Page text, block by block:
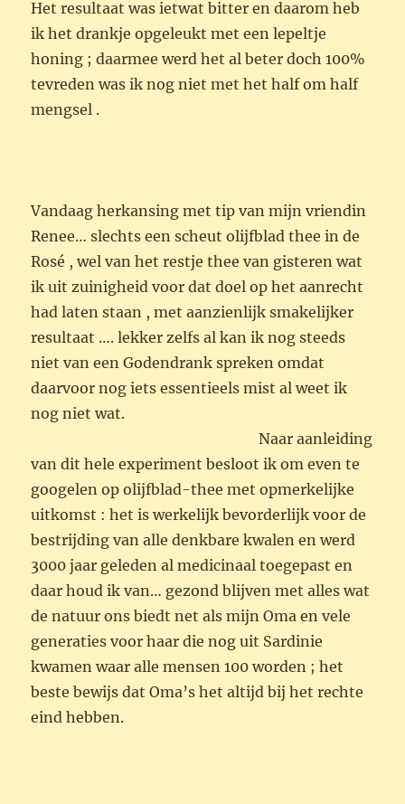
Het resultaat was ietwat bitter en daarom heb
ik het drankje opgeleukt met een lepeltje
honing ; daarmee werd het al beter doch 100%
tevreden was ik nog niet met het half om half
mengsel .
Vandaag herkansing met tip van mijn vriendin
Renee… slechts een scheut olijfblad thee in de
Rosé , wel van het restje thee van gisteren wat
ik uit zuinigheid voor dat doel op het aanrecht
had laten staan , met aanzienlijk smakelijker
resultaat …. lekker zelfs al kan ik nog steeds
niet van een Godendrank spreken omdat
daarvoor nog iets essentieels mist al weet ik
nog niet wat.
Naar aanleiding
van dit hele experiment besloot ik om even te
googelen op olijfblad-thee met opmerkelijke
uitkomst : het is werkelijk bevorderlijk voor de
bestrijding van alle denkbare kwalen en werd
3000 jaar geleden al medicinaal toegepast en
daar houd ik van… gezond blijven met alles wat
de natuur ons biedt net als mijn Oma en vele
generaties voor haar die nog uit Sardinie
kwamen waar alle mensen 100 worden ; het
beste bewijs dat Oma’s het altijd bij het rechte
eind hebben.